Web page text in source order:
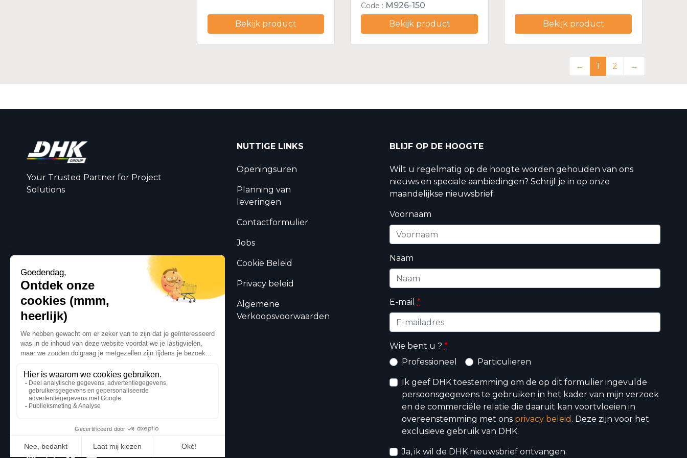
Bekijk product
Code : M926-150
Bekijk product
Bekijk product
← 1 2 →
Your Trusted Partner for Project
Solutions
NUTTIGE LINKS
Openingsuren
Planning van
leveringen
Contactformulier
Jobs
Cookie Beleid
Privacy beleid
Algemene
Verkoopsvoorwaarden
BLIJF OP DE HOOGTE
Wilt u regelmatig op de hoogte worden gehouden van ons
nieuws en speciale aanbiedingen? Schrijf je in op onze
maandelijkse nieuwsbrief.
Voornaam
Naam
E-mail *
Wie bent u ? *
Professioneel
Particulieren
Ik geef DHK toestemming om de op dit formulier ingevulde
persoonsgegevens te gebruiken in het kader van mijn verzoek
en de commerciële relatie die daaruit kan voortvloeien in
overeenstemming met ons privacy beleid . Deze zijn voor het
exclusieve gebruik van DHK.
Ja, ik wil de DHK nieuwsbrief ontvangen.